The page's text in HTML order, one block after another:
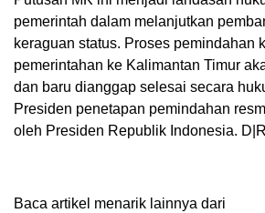
pemerintah dalam melanjutkan
keraguan status. Proses pemindahan
pemerintahan ke Kalimantan Timur
dan baru dianggap selesai secara
Presiden penetapan pemindahan
oleh Presiden Republik Indonesia.
Baca artikel menarik lainnya dari